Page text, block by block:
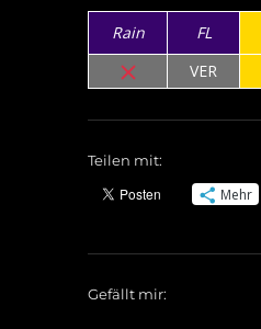
Rain FL
VER
Teilen mit:
Mehr
Gefällt mir: